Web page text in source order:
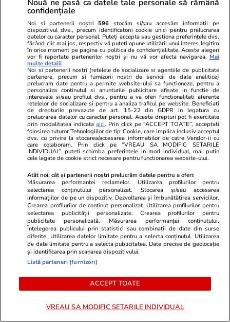
Știri Locale 08:02
Ciprian Ciucu acuză Termoenergetica pentru
faptul că maschează lucrările de investiții sub
formă de avarii
Citește mai multe
TRENDING
Horoscop 24 iulie 2026. Vărsătorii au unele
probleme de la locul de muncă ce dispar de la
sine, iar altele vor deveni mai ușor de rezolvat
Știri România 23 iul.
Rezultatele loto din 23 iulie 2026. Numerele
Știri România
Reportaj de la cavoul Sfântului Preot
Nouă ne pasă ca datele tale personale să rămână
confidențiale
Noi și partenerii noștri 596 stocăm și/sau accesăm informații pe
dispozitivul dvs., precum identificatorii cookie unici pentru prelucrarea
datelor cu caracter personal. Puteți accepta sau gestiona preferințele dvs.
făcând clic mai jos, respectiv vă puteți opune utilizării unui interes legitim
în orice moment pe pagina cu politica de confidențialitate. Aceste alegeri
vor fi raportate partenerilor noștri și nu vă vor afecta navigarea. Mai
multe detalii
Noi si partenerii nostri (retelele de socializare si agentiile de publicitate
partenere, precum si furnizorii nostri de servicii de date analitice)
prelucram date pentru a permite website-ului sa functioneze, pentru a
personaliza continutul si anunturile publicitare afisate in functie de
interesele si/sau profilul dvs., pentru a va oferi functionalitati aferente
retelelor de socializare si pentru a analiza traficul pe website. Beneficiati
de drepturile prevazute de art. 15-22 din GDPR in legatura cu
prelucrarea datelor cu caracter personal. Aceste drepturi pot fi exercitate
prin modalitatea indicataaici. Prin click pe “ACCEPT TOATE”, acceptati
folosirea tuturor Tehnologiilor de tip Cookie, care implica inclusiv acceptul
dvs. cu privire la stocarea/accesarea informatiilor de catre Vendor-ii cu
care colaboram. Prin click pe “VREAU SA MODIFIC SETARILE
INDIVIDUAL” puteti schimba preferintele in mod individual, mai putin
cele legate de cookie strict necesare pentru functionarea website-ului.
Atât noi, cât și partenerii noștri prelucrăm datele pentru a oferi:
Măsurarea performanței reclamelor. Utilizarea profilurilor pentru
selectarea conținutului personalizat. Stocarea și/sau accesarea
informațiilor de pe un dispozitiv. Dezvoltarea și îmbunătățirea serviciilor.
Crearea profilurilor de conținut personalizat. Utilizarea profilurilor pentru
selectarea publicității personalizate. Crearea profilurilor pentru
publicitate personalizată. Măsurarea performanței conținutului.
Înțelegerea publicului prin statistici sau combinații de date din surse
diferite. Utilizarea datelor limitate pentru a selecta conținutul. Utilizarea
de date limitate pentru a selecta publicitatea. Date precise de geolocație
și identificarea prin scanarea dispozitivului.
Listă parteneri (furnizori)
ACCEPT TOATE
VREAU SA MODIFIC SETARILE INDIVIDUAL